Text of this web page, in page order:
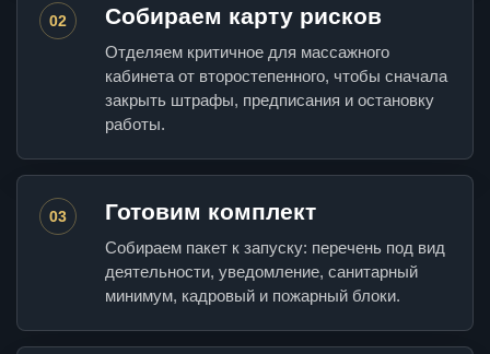
02 Собираем карту рисков
Отделяем критичное для массажного
кабинета от второстепенного, чтобы сначала
закрыть штрафы, предписания и остановку
работы.
03 Готовим комплект
Собираем пакет к запуску: перечень под вид
деятельности, уведомление, санитарный
минимум, кадровый и пожарный блоки.